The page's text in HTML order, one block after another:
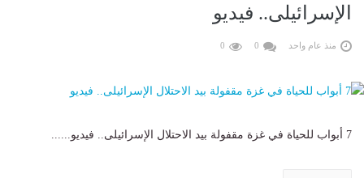
الإسرائيلى.. فيديو
منذ عام واحد 0
0
7 أبواب للحياة في غزة مقفولة بيد الاحتلال الإسرائيلى.. فيديو......